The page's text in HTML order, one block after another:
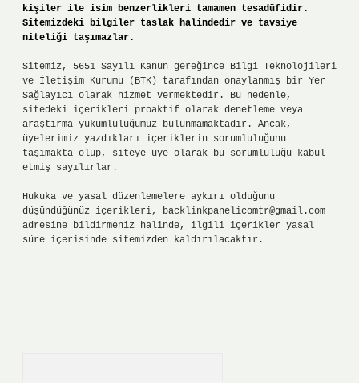
kişiler ile isim benzerlikleri tamamen tesadüfidir.
Sitemizdeki bilgiler taslak halindedir ve tavsiye
niteliği taşımazlar.
Sitemiz, 5651 Sayılı Kanun gereğince Bilgi Teknolojileri
ve İletişim Kurumu (BTK) tarafından onaylanmış bir Yer
Sağlayıcı olarak hizmet vermektedir. Bu nedenle,
sitedeki içerikleri proaktif olarak denetleme veya
araştırma yükümlülüğümüz bulunmamaktadır. Ancak,
üyelerimiz yazdıkları içeriklerin sorumluluğunu
taşımakta olup, siteye üye olarak bu sorumluluğu kabul
etmiş sayılırlar.
Hukuka ve yasal düzenlemelere aykırı olduğunu
düşündüğünüz içerikleri, backlinkpanelicomtr@gmail.com
adresine bildirmeniz halinde, ilgili içerikler yasal
süre içerisinde sitemizden kaldırılacaktır.